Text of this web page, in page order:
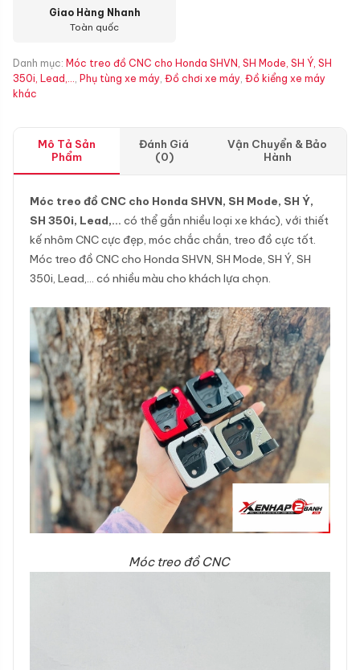
Giao Hàng Nhanh
Toàn quốc
Danh mục: Móc treo đồ CNC cho Honda SHVN, SH Mode, SH Ý, SH
350i, Lead,..., Phụ tùng xe máy, Đồ chơi xe máy, Đồ kiểng xe máy
khác
Mô Tả Sản
Phẩm
Đánh Giá
(0)
Vận Chuyển & Bảo
Hành
Móc treo đồ CNC cho Honda SHVN, SH Mode, SH Ý,
SH 350i, Lead,… có thể gắn nhiều loại xe khác), với thiết
kế nhôm CNC cực đẹp, móc chắc chắn, treo đồ cực tốt.
Móc treo đồ CNC cho Honda SHVN, SH Mode, SH Ý, SH
350i, Lead,… có nhiều màu cho khách lựa chọn.
Móc treo đồ CNC